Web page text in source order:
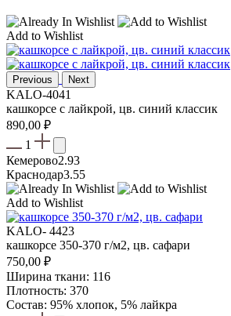
Add to Wishlist
Previous Next
KALO-4041
кашкорсе с лайкрой, цв. синий классик
890,00 ₽
1
Кемерово2.93
Краснодар3.55
Add to Wishlist
KALO- 4423
кашкорсе 350-370 г/м2, цв. сафари
750,00 ₽
Ширина ткани: 116
Плотность: 370
Состав: 95% хлопок, 5% лайкра